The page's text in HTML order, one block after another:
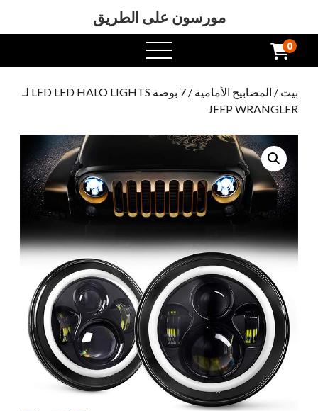
مورسون على الطريق
افتح
القائمة
0
بيت / المصابيح الأمامية
/ 7 بوصة LED LED HALO LIGHTS لـ
JEEP WRANGLER